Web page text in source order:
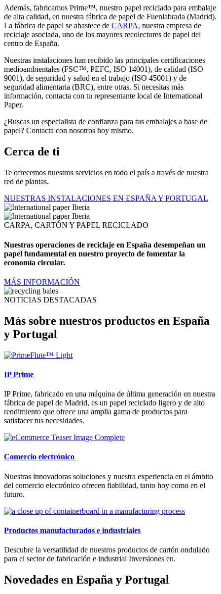
Además, fabricamos Prime™, nuestro papel reciclado para embalaje
de alta calidad, en nuestra fábrica de papel de Fuenlabrada (Madrid).
La fábrica de papel se abastece de CARPA, nuestra empresa de
reciclaje asociada, uno de los mayores recolectores de papel del
centro de España.
Nuestras instalaciones han recibido las principales certificaciones
medioambientales (FSC™, PEFC, ISO 14001), de calidad (ISO
9001), de seguridad y salud en el trabajo (ISO 45001) y de
seguridad alimentaria (BRC), entre otras. Si necesitas más
información, contacta con tu representante local de International
Paper.
¿Buscas un especialista de confianza para tus embalajes a base de
papel? Contacta con nosotros hoy mismo.
Cerca de ti
Te ofrecemos nuestros servicios en todo el país a través de nuestra
red de plantas.
NUESTRAS INSTALACIONES EN ESPAÑA Y PORTUGAL
CARPA, CARTÓN Y PAPEL RECICLADO
Nuestras operaciones de reciclaje en España desempeñan un
papel fundamental en nuestro proyecto de fomentar la
economía circular.
MÁS INFORMACIÓN
NOTICIAS DESTACADAS
Más sobre nuestros productos en España
y Portugal
IP Prime
IP Prime, fabricado en una máquina de última generación en nuestra
fábrica de papel de Madrid, es un papel reciclado ligero y de alto
rendimiento que ofrece una amplia gama de productos para
satisfacer tus necesidades.
Comercio electrónico
Nuestras innovadoras soluciones y nuestra experiencia en el ámbito
del comercio electrónico ofrecen fiabilidad, tanto hoy como en el
futuro.
Productos manufacturados e industriales
Descubre la versatilidad de nuestros productos de cartón ondulado
para el sector de fabricación e industrial Inversiones en.
Novedades en España y Portugal